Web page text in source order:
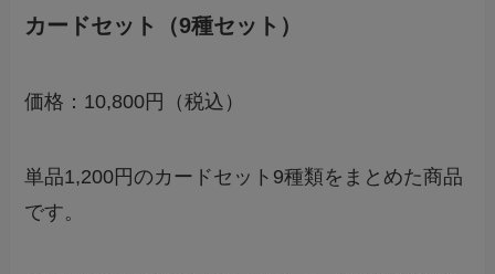
カードセット（9種セット）
価格：10,800円（税込）
単品1,200円のカードセット9種類をまとめた商品
です。